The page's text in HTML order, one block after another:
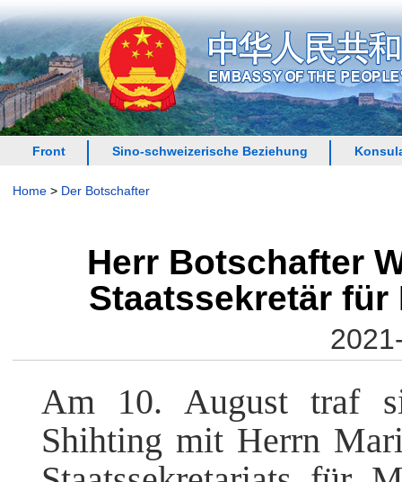
Front Sino-schweizerische Beziehung
Home > Der Botschafter
Herr Botschafter
Staatssekretär
Am 10. August traf
Shihting mit Herrn